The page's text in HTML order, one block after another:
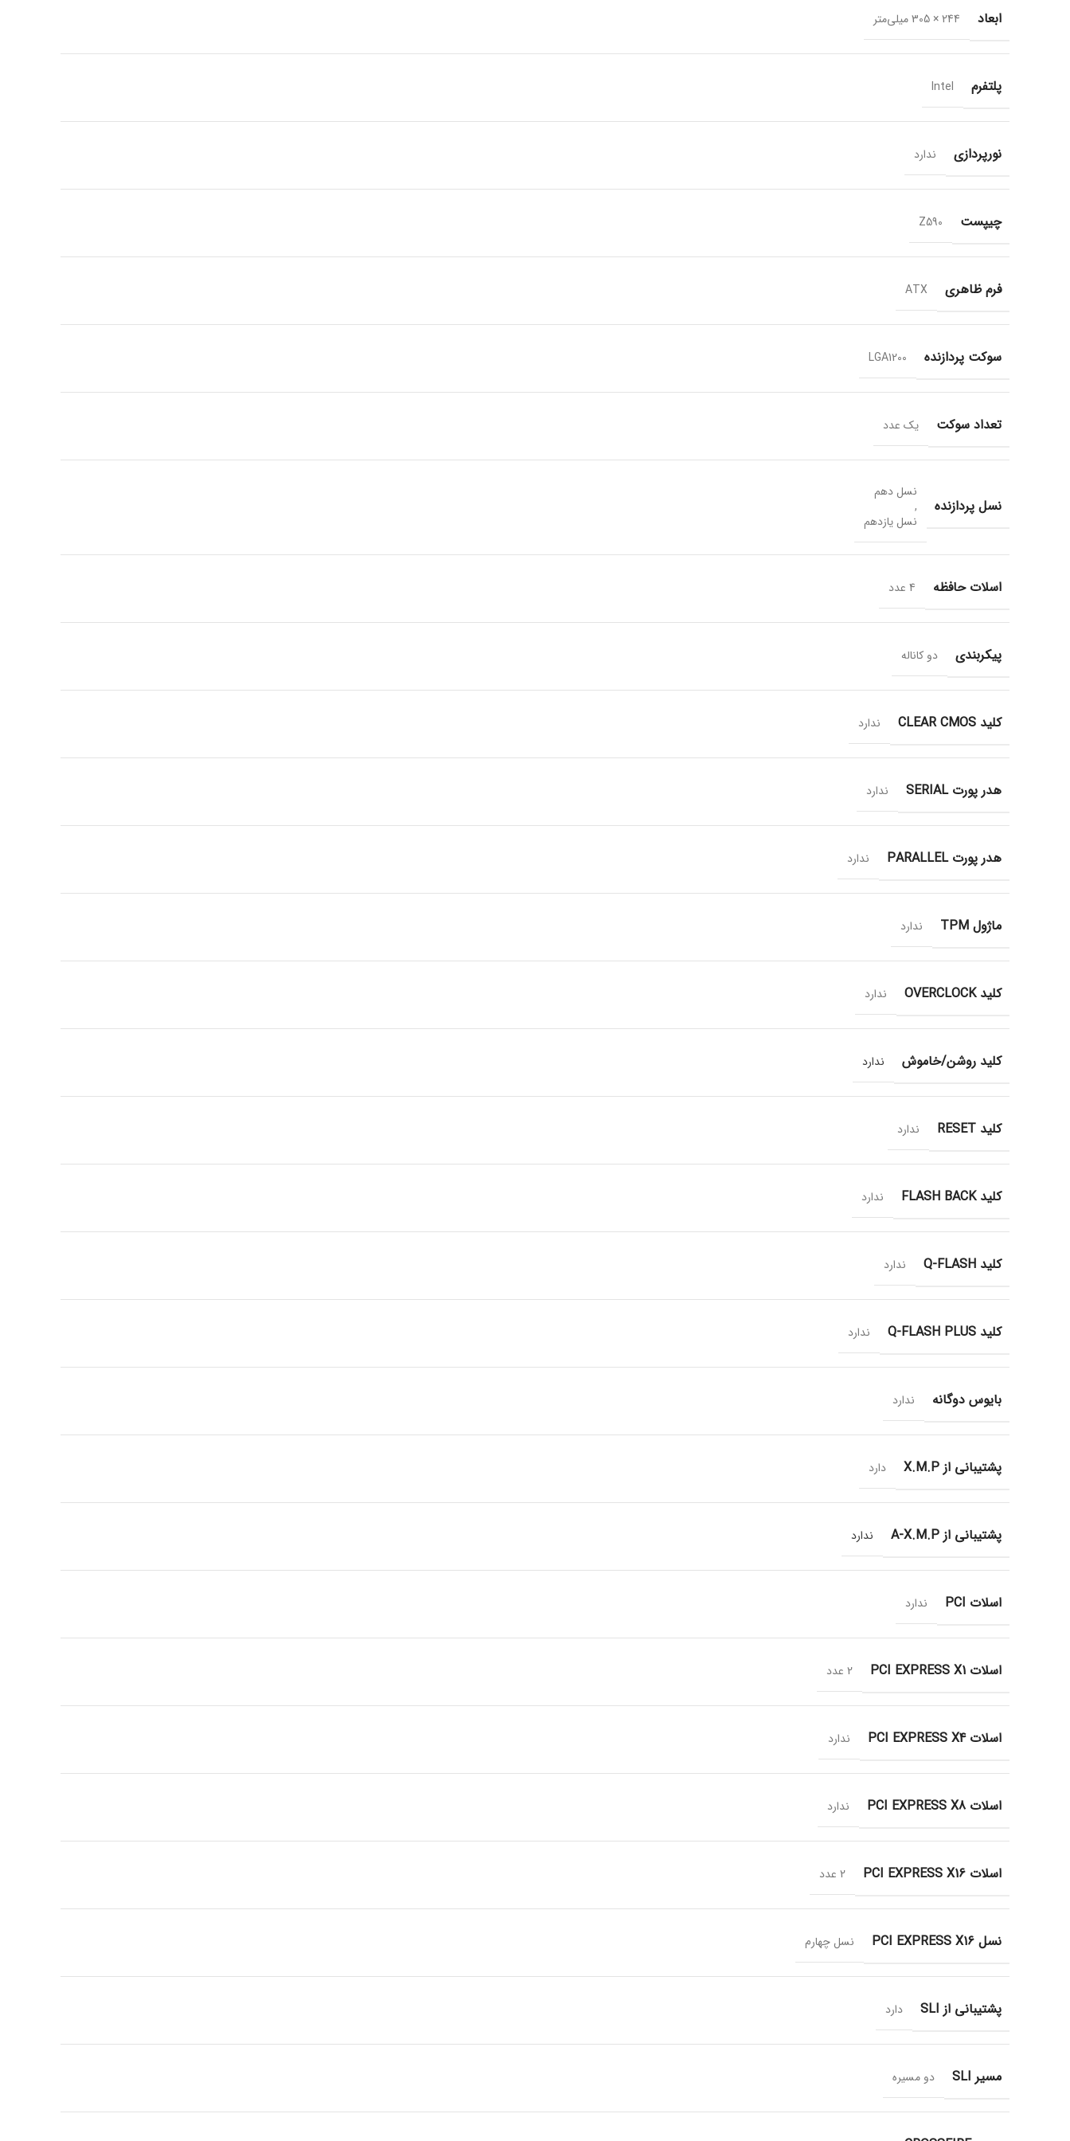
ابعاد 244 × 305 میلی‌متر
پلتفرم Intel
نورپردازی ندارد
چیپست Z590
فرم ظاهری ATX
سوکت پردازنده LGA1200
تعداد سوکت یک عدد
نسل پردازنده
نسل دهم
,
نسل یازدهم
اسلات حافظه 4 عدد
پیکربندی دو کاناله
کلید CLEAR CMOS ندارد
هدر پورت SERIAL ندارد
هدر پورت PARALLEL ندارد
ماژول TPM ندارد
کلید OVERCLOCK ندارد
کلید روشن/خاموش ندارد
کلید RESET ندارد
کلید FLASH BACK ندارد
کلید Q-FLASH ندارد
کلید Q-FLASH PLUS ندارد
بایوس دوگانه ندارد
پشتیبانی از X.M.P دارد
پشتیبانی از A-X.M.P ندارد
اسلات PCI ندارد
اسلات PCI EXPRESS X1 2 عدد
اسلات PCI EXPRESS X4 ندارد
اسلات PCI EXPRESS X8 ندارد
اسلات PCI EXPRESS X16 2 عدد
نسل PCI EXPRESS X16 نسل چهارم
پشتیبانی از SLI دارد
مسیر SLI دو مسیره